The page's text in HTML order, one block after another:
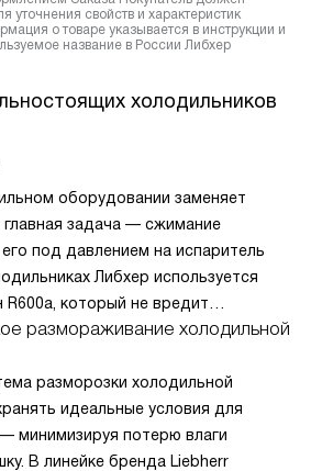
уточнения свойств и характеристик
о товаре указывается в инструкции и
название в России Либхер
холодильников
оборудовании заменяет
задача — сжимание
под давлением на испаритель
Либхер используется
R600a, который не вредит
перегоняет его
по принципу насоса. Чем
прибора, тем качественнее
охлаждение, затрачивается
размораживание холодильной
разморозки холодильной
идеальные условия для
минимизируя потерю влаги
В линейке бренда Liebherr